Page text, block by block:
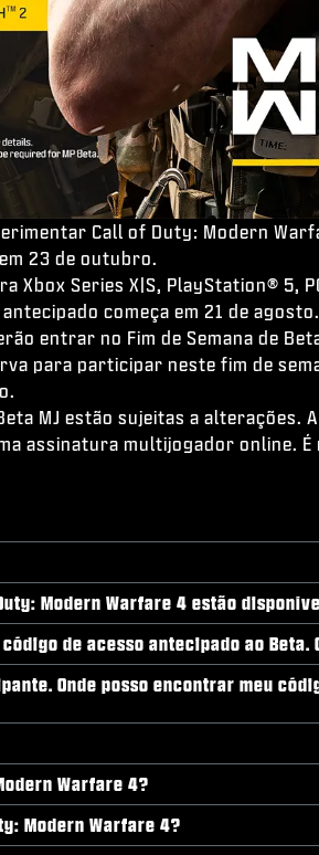
Call of Duty: Modern
23 de outubro.
Series X|S, PlayStation® 5,
começa em 21 de agosto.
entrar no Fim de Semana de
para participar neste fim de
MJ estão sujeitas a alterações.
assinatura multijogador online.
Modern Warfare 4 estão
de acesso antecipado ao Beta.
Onde posso encontrar meu
Warfare 4?
Modern Warfare 4?